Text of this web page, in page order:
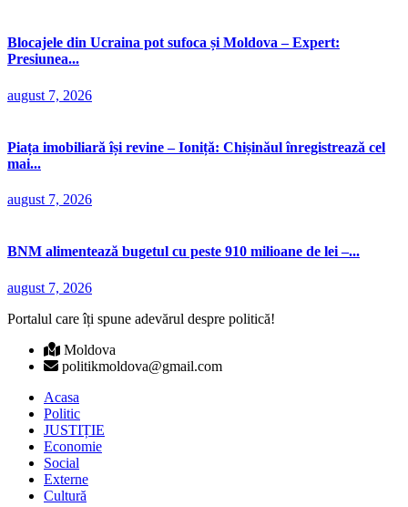
Blocajele din Ucraina pot sufoca și Moldova – Expert:
Presiunea...
august 7, 2026
Piața imobiliară își revine – Ioniță: Chișinăul înregistrează cel
mai...
august 7, 2026
BNM alimentează bugetul cu peste 910 milioane de lei –...
august 7, 2026
Portalul care îți spune adevărul despre politică!
Moldova
politikmoldova@gmail.com
Acasa
Politic
JUSTIȚIE
Economie
Social
Externe
Cultură